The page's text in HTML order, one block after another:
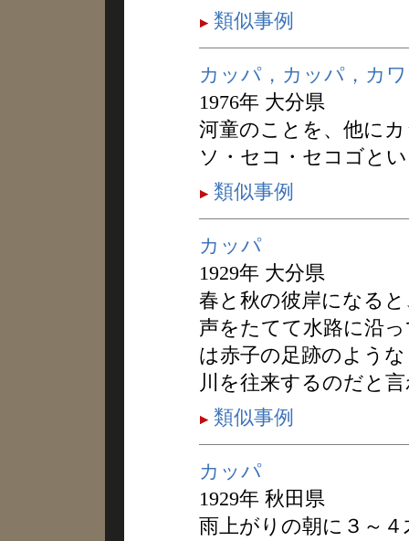
類似事例
カッパ，カッパ，カ
1976年 大分県
河童のことを、他に
ソ・セコ・セコゴと
類似事例
カッパ
1929年 大分県
春と秋の彼岸になる
声をたてて水路に沿
は赤子の足跡のよう
川を往来するのだと
類似事例
カッパ
1929年 秋田県
雨上がりの朝に３～